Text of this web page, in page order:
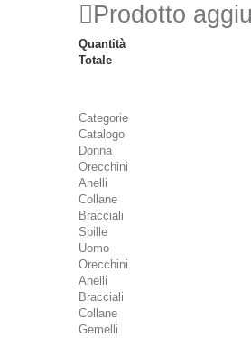
Prodotto
Quantità
Totale
Categorie
Catalogo
Donna
Orecchini
Anelli
Collane
Bracciali
Spille
Uomo
Orecchini
Anelli
Bracciali
Collane
Gemelli